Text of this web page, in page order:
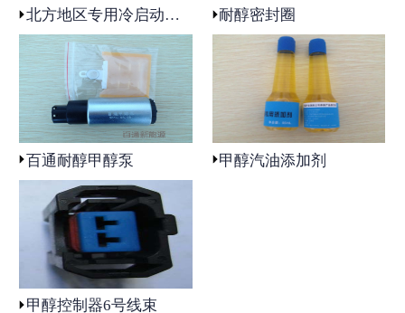
北方地区专用冷启动装置 耐醇密封圈
百通耐醇甲醇泵 甲醇汽油添加剂
甲醇控制器6号线束